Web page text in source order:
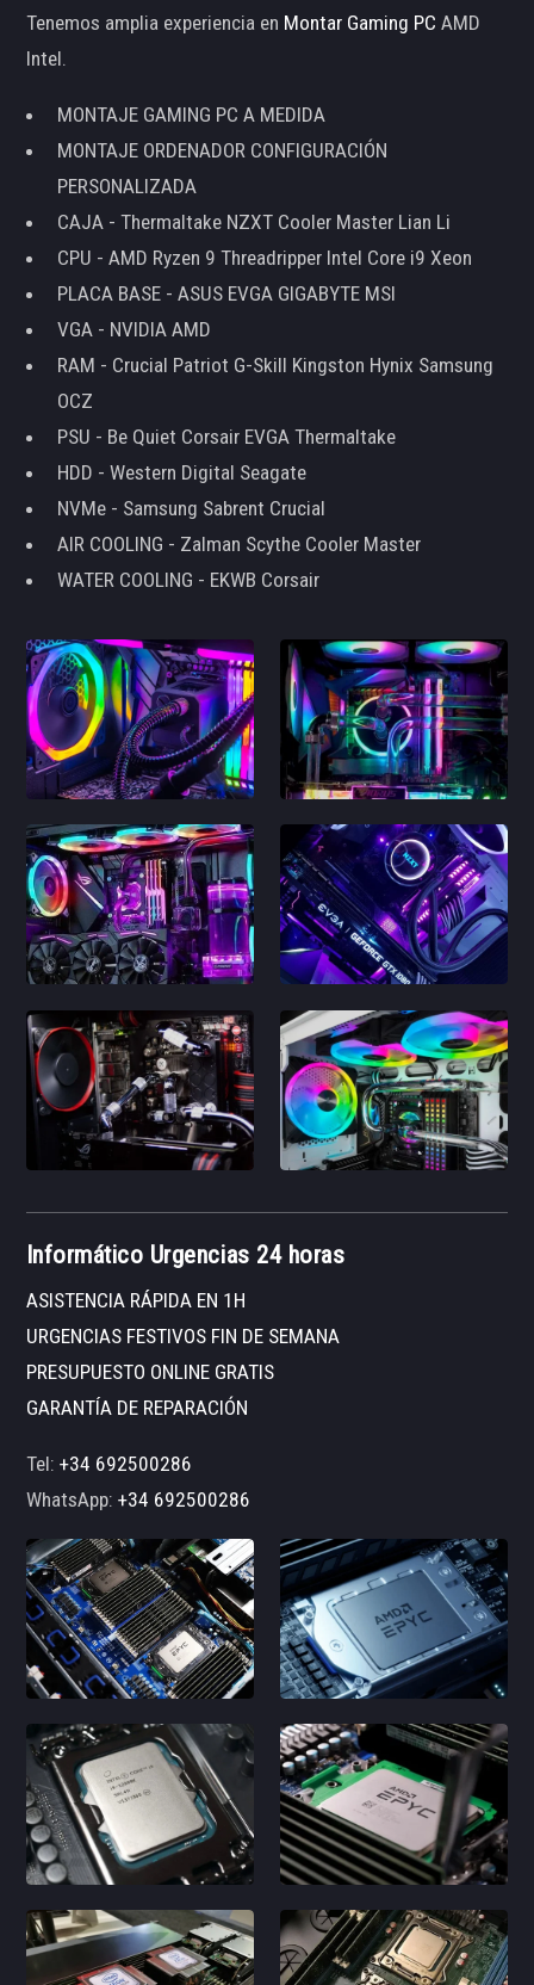
Tenemos amplia experiencia en Montar Gaming PC AMD
Intel.
MONTAJE GAMING PC A MEDIDA
MONTAJE ORDENADOR CONFIGURACIÓN
PERSONALIZADA
CAJA - Thermaltake NZXT Cooler Master Lian Li
CPU - AMD Ryzen 9 Threadripper Intel Core i9 Xeon
PLACA BASE - ASUS EVGA GIGABYTE MSI
VGA - NVIDIA AMD
RAM - Crucial Patriot G-Skill Kingston Hynix Samsung
OCZ
PSU - Be Quiet Corsair EVGA Thermaltake
HDD - Western Digital Seagate
NVMe - Samsung Sabrent Crucial
AIR COOLING - Zalman Scythe Cooler Master
WATER COOLING - EKWB Corsair
Informático Urgencias 24 horas
ASISTENCIA RÁPIDA EN 1H
URGENCIAS FESTIVOS FIN DE SEMANA
PRESUPUESTO ONLINE GRATIS
GARANTÍA DE REPARACIÓN
Tel:+34 692500286
WhatsApp:+34 692500286